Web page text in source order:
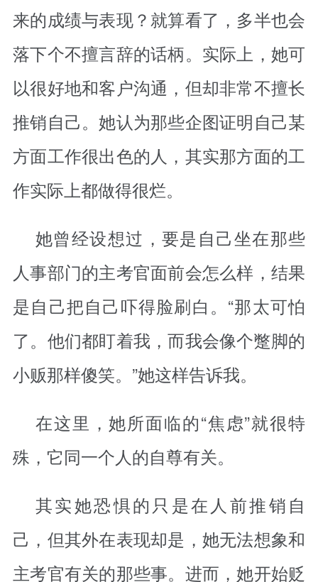
来的成绩与表现？就算看了，多半也会
落下个不擅言辞的话柄。实际上，她可
以很好地和客户沟通，但却非常不擅长
推销自己。她认为那些企图证明自己某
方面工作很出色的人，其实那方面的工
作实际上都做得很烂。
她曾经设想过，要是自己坐在那些
人事部门的主考官面前会怎么样，结果
是自己把自己吓得脸刷白。“那太可怕
了。他们都盯着我，而我会像个蹩脚的
小贩那样傻笑。”她这样告诉我。
在这里，她所面临的“焦虑”就很特
殊，它同一个人的自尊有关。
其实她恐惧的只是在人前推销自
己，但其外在表现却是，她无法想象和
主考官有关的那些事。进而，她开始贬